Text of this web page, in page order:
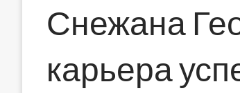
Снежана
карьера